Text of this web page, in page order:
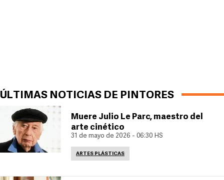
ÚLTIMAS NOTICIAS DE PINTORES
Muere Julio Le Parc, maestro del
arte cinético
31 de mayo de 2026 - 06:30 HS
ARTES PLÁSTICAS